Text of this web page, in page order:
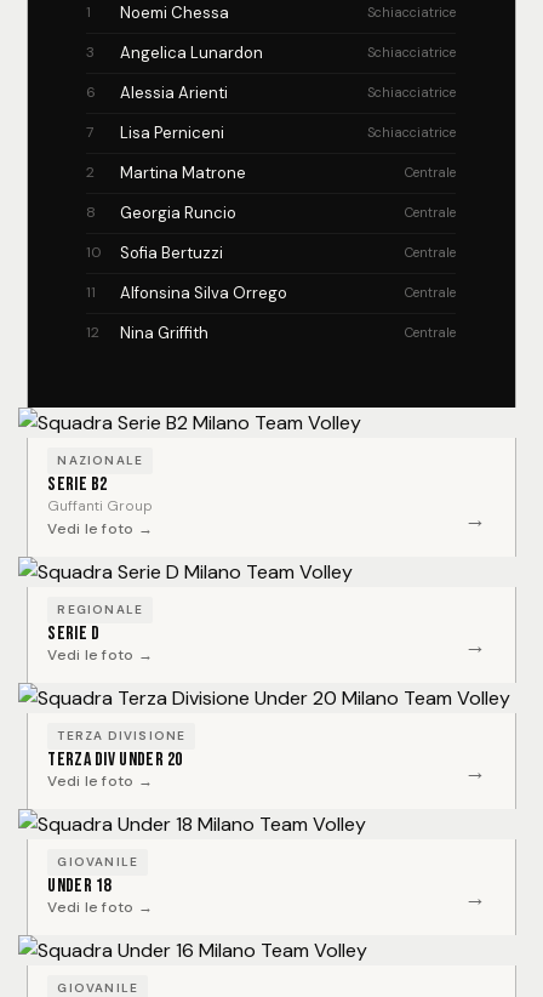
1 Noemi Chessa Schiacciatrice
3 Angelica Lunardon Schiacciatrice
6 Alessia Arienti Schiacciatrice
7 Lisa Perniceni Schiacciatrice
2 Martina Matrone Centrale
8 Georgia Runcio Centrale
10 Sofia Bertuzzi Centrale
11 Alfonsina Silva Orrego Centrale
12 Nina Griffith Centrale
NAZIONALE
Serie B2
Guffanti Group
Vedi le foto →
→
REGIONALE
Serie D
Vedi le foto → →
TERZA DIVISIONE
Terza Div Under 20
Vedi le foto → →
GIOVANILE
Under 18
Vedi le foto → →
GIOVANILE